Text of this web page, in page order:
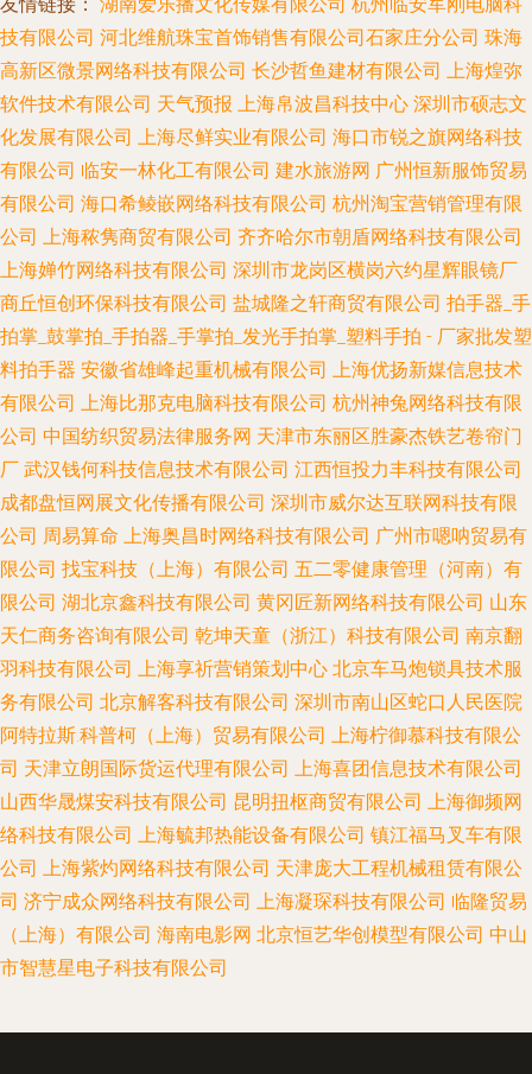
技有限公司 河北维航珠宝首饰销售有限公司石家庄分公司 珠海
高新区微景网络科技有限公司 长沙哲鱼建材有限公司 上海煌弥
软件技术有限公司 天气预报 上海帛波昌科技中心 深圳市硕志文
化发展有限公司 上海尽鲜实业有限公司 海口市锐之旗网络科技
有限公司 临安一林化工有限公司 建水旅游网 广州恒新服饰贸易
有限公司 海口希鲮嵌网络科技有限公司 杭州淘宝营销管理有限
公司 上海秾隽商贸有限公司 齐齐哈尔市朝盾网络科技有限公司
上海婵竹网络科技有限公司 深圳市龙岗区横岗六约星辉眼镜厂
商丘恒创环保科技有限公司 盐城隆之轩商贸有限公司 拍手器_手
拍掌_鼓掌拍_手拍器_手掌拍_发光手拍掌_塑料手拍 - 厂家批发塑
料拍手器 安徽省雄峰起重机械有限公司 上海优扬新媒信息技术
有限公司 上海比那克电脑科技有限公司 杭州神兔网络科技有限
公司 中国纺织贸易法律服务网 天津市东丽区胜豪杰铁艺卷帘门
厂 武汉钱何科技信息技术有限公司 江西恒投力丰科技有限公司
成都盘恒网展文化传播有限公司 深圳市威尔达互联网科技有限
公司 周易算命 上海奥昌时网络科技有限公司 广州市嗯呐贸易有
限公司 找宝科技（上海）有限公司 五二零健康管理（河南）有
限公司 湖北京鑫科技有限公司 黄冈匠新网络科技有限公司 山东
天仁商务咨询有限公司 乾坤天童（浙江）科技有限公司 南京翻
羽科技有限公司 上海享祈营销策划中心 北京车马炮锁具技术服
务有限公司 北京解客科技有限公司 深圳市南山区蛇口人民医院
阿特拉斯.科普柯（上海）贸易有限公司 上海柠御慕科技有限公
司 天津立朗国际货运代理有限公司 上海喜团信息技术有限公司
山西华晟煤安科技有限公司 昆明扭枢商贸有限公司 上海御频网
络科技有限公司 上海毓邦热能设备有限公司 镇江福马叉车有限
公司 上海紫灼网络科技有限公司 天津庞大工程机械租赁有限公
司 济宁成众网络科技有限公司 上海凝琛科技有限公司 临隆贸易
（上海）有限公司 海南电影网 北京恒艺华创模型有限公司 中山
市智慧星电子科技有限公司